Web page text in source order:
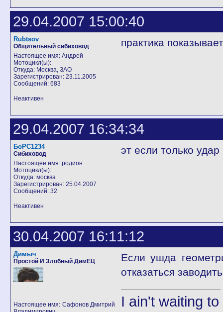
29.04.2007 15:00:40
Rubtsov
Общительный сибиховод
Настоящее имя: Андрей
Мотоцикл(ы):
Откуда: Москва, ЗАО
Зарегистрирован: 23.11.2005
Сообщений: 683
практика
Неактивен
29.04.2007 16:34:34
БоРС1234
Сибиховод
Настоящее имя: родион
Мотоцикл(ы):
Откуда: москва
Зарегистрирован: 25.04.2007
Сообщений: 32
эт если только
Неактивен
30.04.2007 16:11:12
Димыч
Простой И Злобный ДимЕЦ
Настоящее имя: Сафонов Дмитрий
Если ушда
отказаться
I ain't waiting